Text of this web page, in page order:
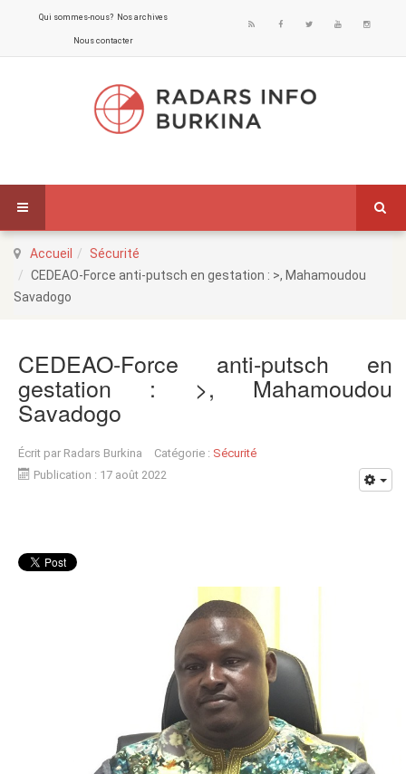
Qui sommes-nous? Nos archives
Nous contacter
Accueil
Sécurité
CEDEAO-Force anti-putsch en gestation : >, Mahamoudou
Savadogo
CEDEAO-Force anti-putsch en
gestation : >, Mahamoudou
Savadogo
Écrit par Radars Burkina Catégorie : Sécurité
Publication : 17 août 2022